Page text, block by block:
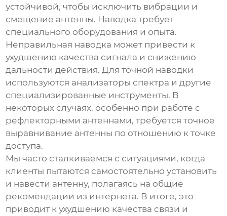
устойчивой, чтобы исключить вибрации и
смещение антенны. Наводка требует
специального оборудования и опыта.
Неправильная наводка может привести к
ухудшению качества сигнала и снижению
дальности действия. Для точной наводки
используются анализаторы спектра и другие
специализированные инструменты. В
некоторых случаях, особенно при работе с
рефлекторными антеннами, требуется точное
выравнивание антенны по отношению к точке
доступа.
Мы часто сталкиваемся с ситуациями, когда
клиенты пытаются самостоятельно установить
и навести антенну, полагаясь на общие
рекомендации из интернета. В итоге, это
приводит к ухудшению качества связи и